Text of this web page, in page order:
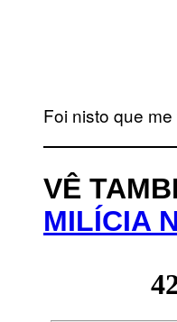
Foi nisto que
VÊ
MILÍCIA